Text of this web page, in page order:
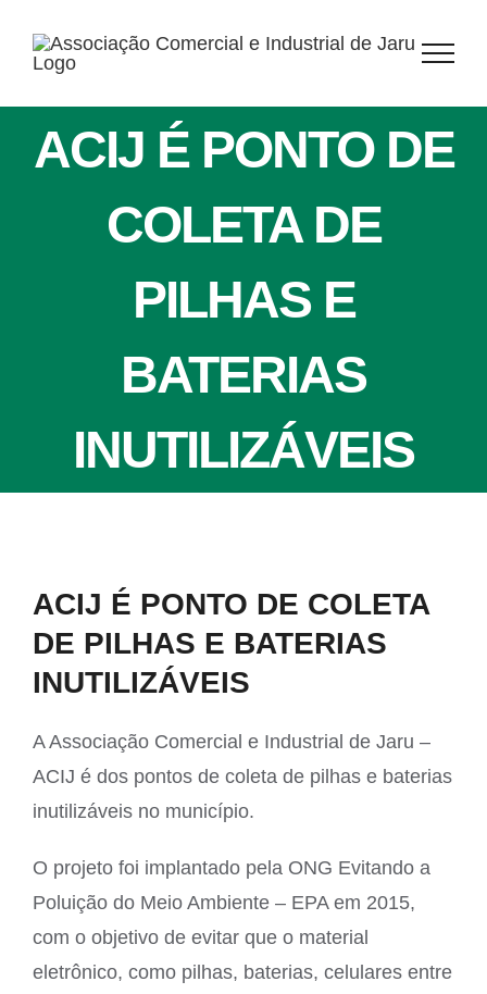
para
ACIJ É PONTO DE
COLETA DE
PILHAS E
BATERIAS
INUTILIZÁVEIS
Larger
Image
ACIJ É PONTO DE COLETA
DE PILHAS E BATERIAS
INUTILIZÁVEIS
A Associação Comercial e Industrial de Jaru –
ACIJ é dos pontos de coleta de pilhas e baterias
inutilizáveis no município.
O projeto foi implantado pela ONG Evitando a
Poluição do Meio Ambiente – EPA em 2015,
com o objetivo de evitar que o material
eletrônico, como pilhas, baterias, celulares entre